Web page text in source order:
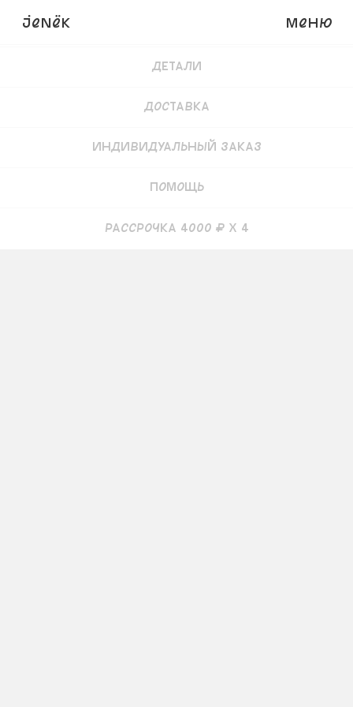
JENёK Меню
Детали
Доставка
Индивидуальный заказ
Помощь
рассрочка 4000 ₽ x 4